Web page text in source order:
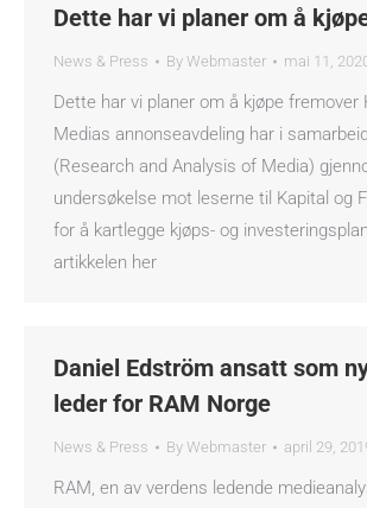
Dette har vi planer om å
News & Press By Webmaster mai 11,
Dette har vi planer om å kjøpe fremover
Medias annonseavdeling har i
(Research and Analysis of Media)
undersøkelse mot leserne til Kapital og
for å kartlegge kjøps- og
artikkelen her
Daniel Edström ansatt som
leder for RAM Norge
News & Press By Webmaster april 29,
RAM, en av verdens ledende